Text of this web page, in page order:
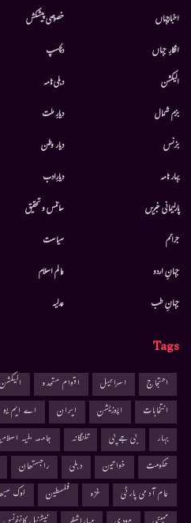
اخبارجہاں
افکارِ جہاں
الیکشن
بزم شمال
بزنس
بہار نامہ
پارلیمانی خبریں
جرائم
جہانِ اردو
جہانِ طب
خصوصی پیشکش
دلچسپ
دہلی نامہ
دیارِ ملت
دیار وطن
دیارِادب
سائنس و تحقیق
سیاست
عالم اسلام
عدلیہ
Tags
احتجاج اسرائیل اقوام متحدہ الیکشن
انتخابات
اپوزیشن ایران اے ایم یو
بہار
بی جے پی تلنگانہ جامعہ ملیہ
حکومت
خواتین دہلی راجستھان
عام آدمی پارٹی
غزہ فلسطین لوک